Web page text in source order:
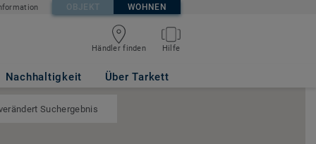
OBJEKT WOHNEN
Händler finden Hilfe
Nachhaltigkeit Über Tarkett
Suchergebnis